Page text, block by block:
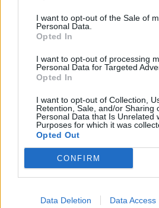
I want to opt-out of the Sale of
Personal Data.
Opted In
I want to opt-out of processing
Personal Data for Targeted
Opted In
I want to opt-out of Collection,
Retention, Sale, and/or Sharing
Personal Data that Is Unrelated
Purposes for which it was
Opted Out
CONFIRM
Data Deletion Data Access
Pan Školoud požádal starostu, aby
formátu, a divadlo pomalu skončilo.
Chtěl jsem se do diskuse rovněž
diskutovat k podstatě věci, ale jen
Doufám, že příští jednání ZM, které
rozpočet a rozpočtový výhled,
profesionálnější.